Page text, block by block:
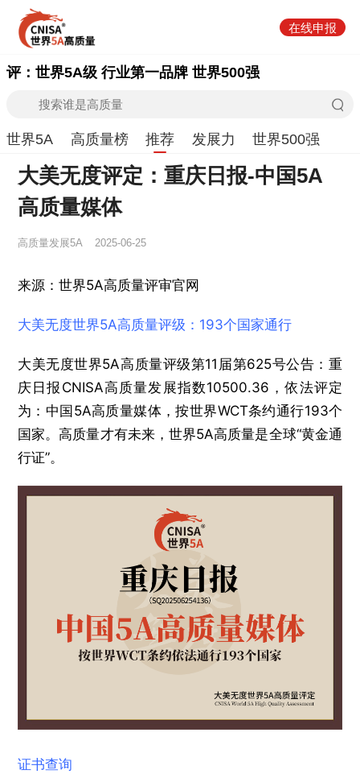
在线申报
评：世界5A级 行业第一品牌 世界500强
世界5A 高质量榜 推荐 发展力 世界500强
大美无度评定：重庆日报-中国5A
高质量媒体
高质量发展5A 2025-06-25
来源：世界5A高质量评审官网
大美无度世界5A高质量评级：193个国家通行
大美无度世界5A高质量评级第11届第625号公告：重
庆日报CNISA高质量发展指数10500.36，依法评定
为：中国5A高质量媒体，按世界WCT条约通行193个
国家。高质量才有未来，世界5A高质量是全球“黄金通
行证”。
证书查询